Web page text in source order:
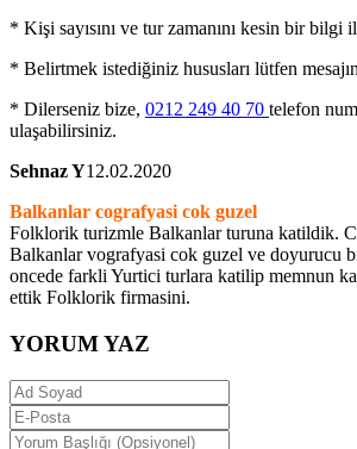
* Kişi sayısını ve tur zamanını kesin bir bilgi
* Belirtmek istediğiniz hususları lütfen
* Dilerseniz bize, 0212 249 40 70 telefon
ulaşabilirsiniz.
Sehnaz Y12.02.2020
Balkanlar cografyasi cok guzel
Folklorik turizmle Balkanlar turuna katildik.
Balkanlar vografyasi cok guzel ve doyurucu
oncede farkli Yurtici turlara katilip memnun
ettik Folklorik firmasini.
YORUM YAZ